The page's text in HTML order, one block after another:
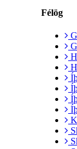
Félög